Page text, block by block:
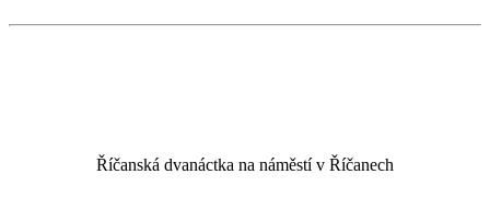
Říčanská dvanáctka na náměstí v Říčanech